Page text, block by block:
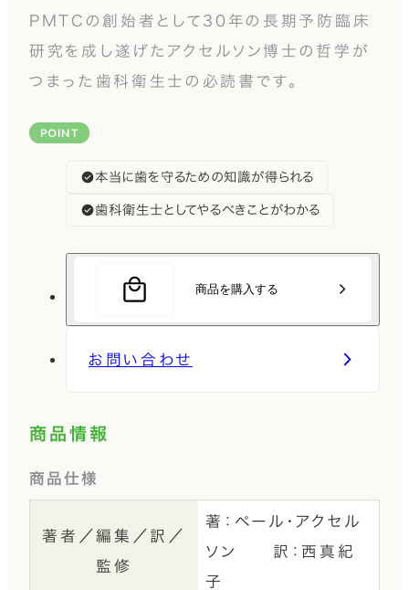
PMTCの創始者として30年の長期予防臨床
研究を成し遂げたアクセルソン博士の哲学が
つまった歯科衛生士の必読書です。
POINT
本当に歯を守るための知識が得られる
歯科衛生士としてやるべきことがわかる
商品を購入する
お問い合わせ
商品情報
商品仕様
著者／編集／訳／
監修
著：ペール・アクセル
ソン 訳：西真紀
子